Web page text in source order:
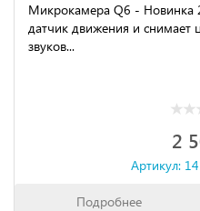
Микрокамера Q6 - Новинка
датчик движения и снимает
звуков...
2
Артикул:
Подробнее